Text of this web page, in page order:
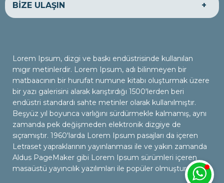
LÜKS ARAÇLAR
SATILIK ARAÇLAR
BANKA HESAPLARIMIZ
BİZE ULAŞIN
firma bilgileri sayfasından yönetebilirsiniz.
ÇALIŞMA SAATLERİ
Hafta içi : 09:00 - 18:00
Hafta sonu : 10:00 - 15:00
İLETİŞİM
0322 000 00 00
iletisim@siteadresiniz.com
Lorem Ipsum, dizgi ve baskı endüstrisinde kullanılan
mıgır metinlerdir. Lorem Ipsum, adı bilinmeyen bir
matbaacının bir hurufat numune kitabı oluşturmak üzere
bir yazı galerisini alarak karıştırdığı 1500'lerden beri
endüstri standardı sahte metinler olarak kullanılmıştır.
Beşyüz yıl boyunca varlığını sürdürmekle kalmamış, aynı
zamanda pek değişmeden elektronik dizgiye de
sıçramıştır. 1960'larda Lorem Ipsum pasajları da içeren
Letraset yapraklarının yayınlanması ile ve yakın zamanda
Aldus PageMaker gibi Lorem Ipsum sürümleri içeren
masaüstü yayıncılık yazılımları ile popüler olmuştur.